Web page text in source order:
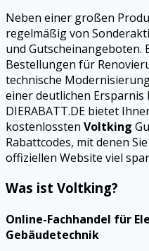
Neben einer großen
regelmäßig von
und Gutscheinangeboten.
Bestellungen für
technische
einer deutlichen
DIERABATT.DE bietet
kostenlossten Voltking
Rabattcodes, mit denen
offiziellen Website viel
Was ist Voltking?
Online-Fachhandel für
Gebäudetechnik